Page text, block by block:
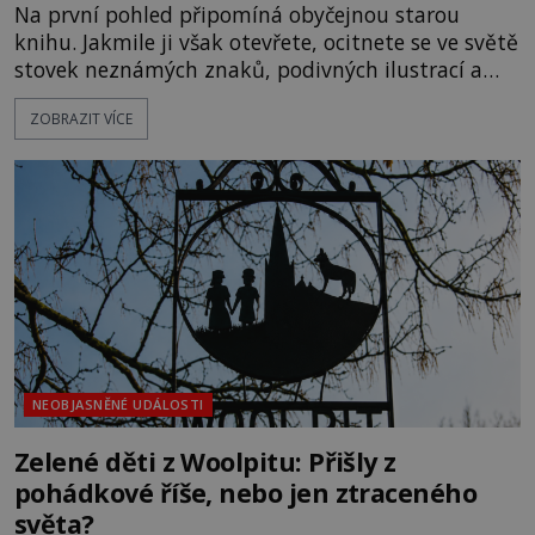
Na první pohled připomíná obyčejnou starou
knihu. Jakmile ji však otevřete, ocitnete se ve světě
stovek neznámých znaků, podivných ilustrací a
textu, který už téměř dvě století vzdoruje všem
pokusům o rozluštění. Rohoncský kodex patří mezi
jistotou neví, kdo jej napsal, kdy vznikl ani co
vlastně vypráví. Rohoncský kodex se poprvé
objevuje v roce
ZOBRAZIT VÍCE
NEOBJASNĚNÉ UDÁLOSTI
Zelené děti z Woolpitu: Přišly z
pohádkové říše, nebo jen ztraceného
světa?